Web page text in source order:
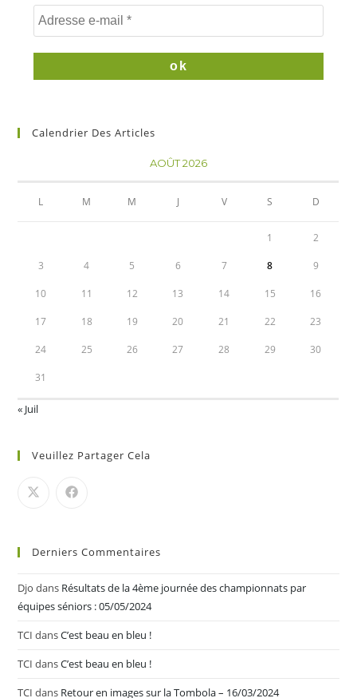
Calendrier Des Articles
AOÛT 2026
L M M J V S D
1 2
3 4 5 6 7 8 9
10 11 12 13 14 15 16
17 18 19 20 21 22 23
24 25 26 27 28 29 30
31
« Juil
Veuillez Partager Cela
Derniers Commentaires
Djo dans Résultats de la 4ème journée des championnats par
équipes séniors : 05/05/2024
TCI dansC’est beau en bleu !
TCI dansC’est beau en bleu !
TCI dans Retour en images sur la Tombola – 16/03/2024